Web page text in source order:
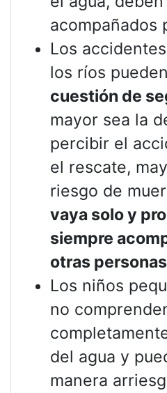
acompañados
Los
los ríos
cuestión de
mayor sea la
percibir el
el rescate,
riesgo de
vaya solo y
siempre
otras personas
Los niños
no
del agua y
manera